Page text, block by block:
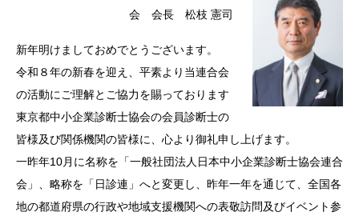
会 会長 松枝 憲司
新年明けましておめでとうございます。
令和８年の新春を迎え、平素より当連合会
の活動にご理解とご協力を賜っております
東京都中小企業診断士協会の会員診断士の
皆様及び関係機関の皆様に、心より御礼申し上げます。
一昨年10月に名称を「一般社団法人日本中小企業診断士協会連合
会」、略称を「日診連」へと変更し、昨年一年を通じて、全国各
地の都道府県の行政や地域支援機関への表敬訪問及びイベント参